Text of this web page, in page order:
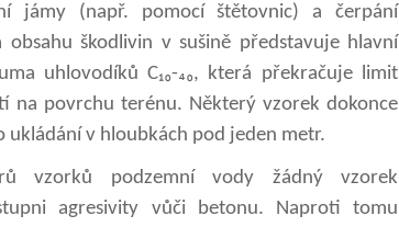
jámy (např. pomocí štětovnic) a čerpání
obsahu škodlivin v sušině představuje hlavní
uhlovodíků C₁₀-₄₀, která překračuje limit
na povrchu terénu. Některý vzorek dokonce
v hloubkách pod jeden metr.
vzorků podzemní vody žádný vzorek
agresivity vůči betonu. Naproti tomu